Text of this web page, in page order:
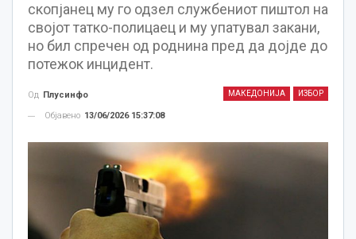
скопјанец му го одзел службениот пиштол на
својот татко-полицаец и му упатувал закани,
но бил спречен од роднина пред да дојде до
потежок инцидент.
МАКЕДОНИЈА ИЗБОР
Од Плусинфо
Објавено 13/06/2026 15:37:08